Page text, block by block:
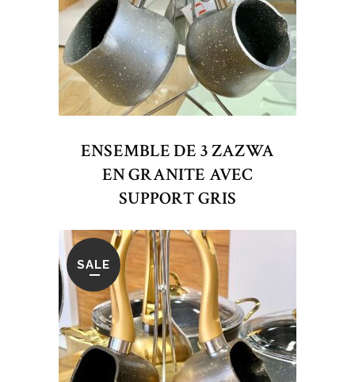
ENSEMBLE DE 3 ZAZWA
EN GRANITE AVEC
SUPPORT GRIS
SALE